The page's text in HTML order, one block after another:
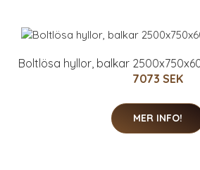
Boltlösa hyllor, balkar
7073 SEK
MER INFO!